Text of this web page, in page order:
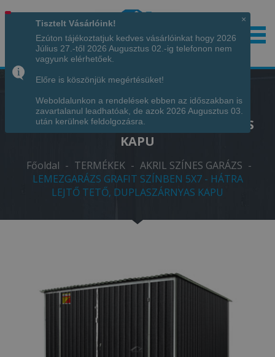
Hívjon minket!+36 70 7342034
LEMEZGARÁZS GRAFIT SZÍNBEN 5X7 -
HÁTRA LEJTŐ TETŐ, DUPLASZÁRNYAS
KAPU
Főoldal - TERMÉKEK - AKRIL SZÍNES GARÁZS -
LEMEZGARÁZS GRAFIT SZÍNBEN 5X7 - HÁTRA
LEJTŐ TETŐ, DUPLASZÁRNYAS KAPU
×
Tisztelt Vásárlóink!
Ezúton tájékoztatjuk kedves vásárlóinkat hogy 2026
Július 27.-től 2026 Augusztus 02.-ig telefonon nem
vagyunk elérhetőek.
Előre is köszönjük megértésüket!
Weboldalunkon a rendelések ebben az időszakban is
zavartalanul leadhatóak, de azok 2026 Augusztus 03.
után kerülnek feldolgozásra.